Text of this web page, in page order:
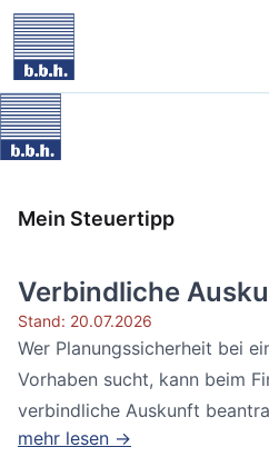
Mein Steuertipp
Verbindliche
Stand: 20.07.2026
Wer Planungssicherheit bei
Vorhaben sucht, kann beim
verbindliche Auskunft
Bundesfinanzhof...
mehr lesen →